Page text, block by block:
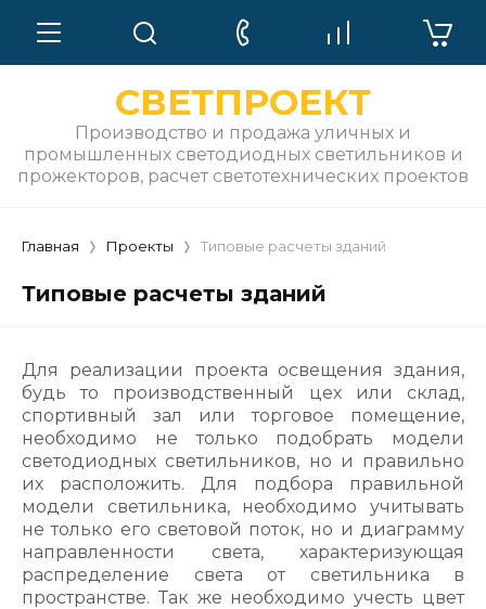
СВЕТПРОЕКТ
Производство и продажа уличных и
промышленных светодиодных светильников и
прожекторов, расчет светотехнических проектов
Главная Проекты Типовые расчеты зданий
Типовые расчеты зданий
Для реализации проекта освещения здания,
будь то производственный цех или склад,
спортивный зал или торговое помещение,
необходимо не только подобрать модели
светодиодных светильников, но и правильно
их расположить. Для подбора правильной
модели светильника, необходимо учитывать
не только его световой поток, но и диаграмму
направленности света, характеризующая
распределение света от светильника в
пространстве. Так же необходимо учесть цвет